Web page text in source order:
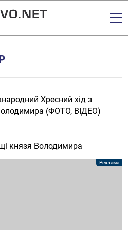
Хресний хід з
(ФОТО, ВІДЕО)
князя Володимира